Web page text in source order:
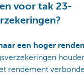
voor tak 23-
een hoger
rendement